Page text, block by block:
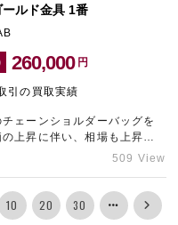
ルド金具 1番
260,000 円
引の買取実績
ェーンショルダーバッグを
上昇に伴い、相場も上昇し
だきました。ご自宅に眠っ
509 View
10 20 30